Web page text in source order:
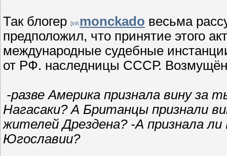
Так блогер monckado весьма
предположил, что принятие этого
международные судебные
от РФ. наследницы СССР.
-разве Америка признала вину
Нагасаки? А Британцы признали
жителей Дрездена? -А признала
Югославии?